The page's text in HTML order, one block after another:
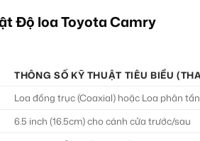
Độ loa Toyota Camry
THÔNG SỐ KỸ THUẬT TIÊU BIỂU
Loa đồng trục (Coaxial) hoặc Loa phân
6.5 inch (16.5cm) cho cánh cửa trước/sau